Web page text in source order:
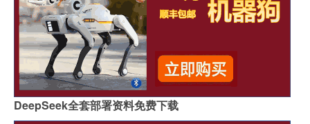
DeepSeek全套部署资料免费下载